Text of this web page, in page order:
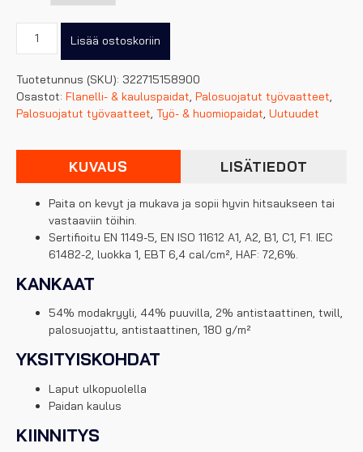
mariininsininen
palosuojattu
kauluspaita
määrä
Lisää ostoskoriin
Tuotetunnus (SKU): 322715158900
Osastot: Flanelli- & kauluspaidat Palosuojatut työvaatteet
Palosuojatut työvaatteet Työ- & huomiopaidat Uutuudet
KUVAUS LISÄTIEDOT
Paita on kevyt ja mukava ja sopii hyvin hitsaukseen tai
vastaaviin töihin.
Sertifioitu EN 1149-5, EN ISO 11612 A1, A2, B1, C1, F1. IEC
61482-2, luokka 1, EBT 6,4 cal/cm², HAF: 72,6%.
KANKAAT
54% modakryyli, 44% puuvilla, 2% antistaattinen, twill,
palosuojattu, antistaattinen, 180 g/m²
YKSITYISKOHDAT
Laput ulkopuolella
Paidan kaulus
KIINNITYS